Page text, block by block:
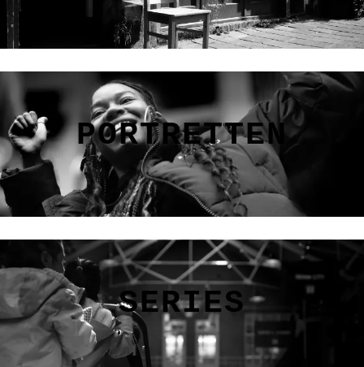
PORTRETTEN
SERIES